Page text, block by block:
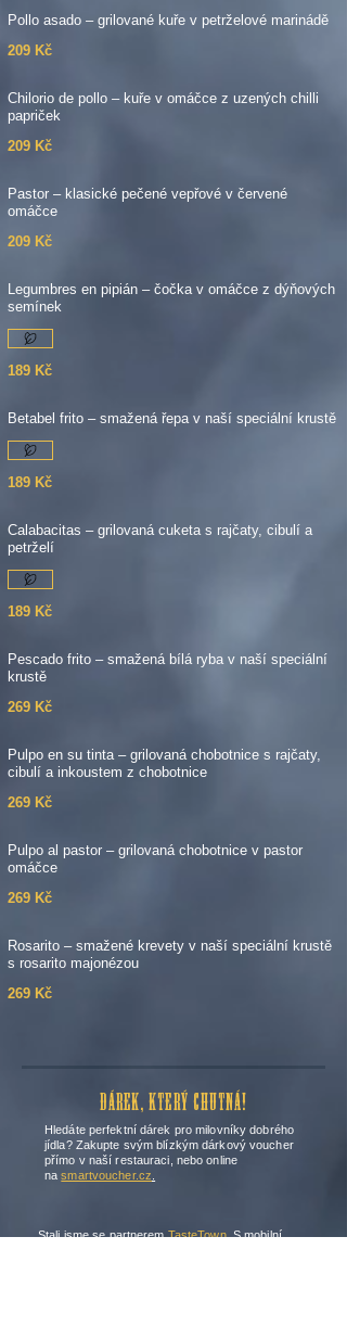
Pollo asado – grilované kuře v petrželové marinádě
209 Kč
Chilorio de pollo – kuře v omáčce z uzených chilli
papriček
209 Kč
Pastor – klasické pečené vepřové v červené
omáčce
209 Kč
Legumbres en pipián – čočka v omáčce z dýňových
semínek
189 Kč
Betabel frito – smažená řepa v naší speciální krustě
189 Kč
Calabacitas – grilovaná cuketa s rajčaty, cibulí a
petrželí
189 Kč
Pescado frito – smažená bílá ryba v naší speciální
krustě
269 Kč
Pulpo en su tinta – grilovaná chobotnice s rajčaty,
cibulí a inkoustem z chobotnice
269 Kč
Pulpo al pastor – grilovaná chobotnice v pastor
omáčce
269 Kč
Rosarito – smažené krevety v naší speciální krustě
s rosarito majonézou
269 Kč
DÁREK, KTERÝ CHUTNÁ!
Hledáte perfektní dárek pro milovníky dobrého
jídla? Zakupte svým blízkým dárkový voucher
přímo v naší restauraci, nebo online
nasmartvoucher.cz
Stali jsme se partneremTasteTown. S mobilní